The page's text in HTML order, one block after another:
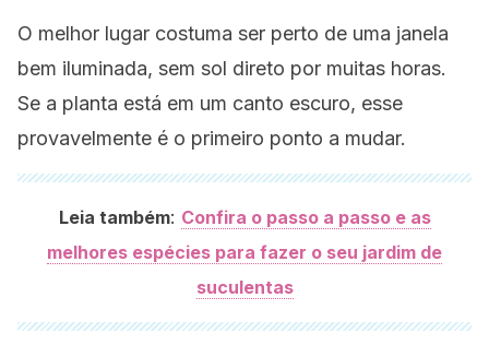
O melhor lugar costuma ser perto de uma janela
bem iluminada, sem sol direto por muitas horas.
Se a planta está em um canto escuro, esse
provavelmente é o primeiro ponto a mudar.
Leia também: Confira o passo a passo e as
melhores espécies para fazer o seu jardim de
suculentas